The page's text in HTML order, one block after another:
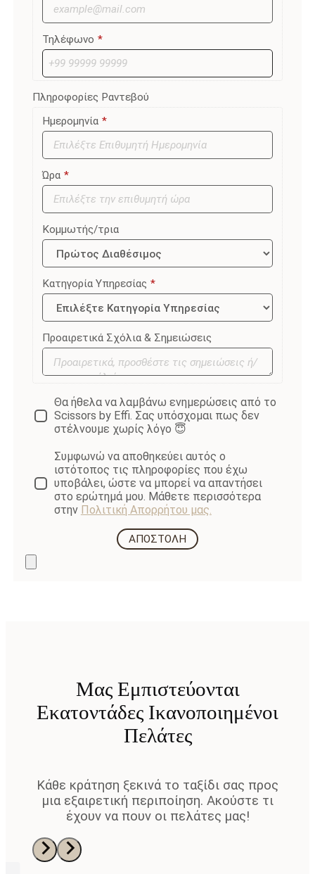
Τηλέφωνο *
Πληροφορίες Ραντεβού
Ημερομηνία *
Ώρα *
Κομμωτής/τρια
Κατηγορία Υπηρεσίας *
Νυφικές Υπηρεσίες *
Επιλέξτε τις υπηρεσίες νυφικού
χτενίσματος
Υπηρεσίες Ειδικών Περιστάσεων *
Επιλέξτε τις υπηρεσίες σας για
ειδικές περιστάσεις
Υπηρεσίες Για Γυναίκες *
Επιλέξτε τις υπηρεσίες σας για
γυναίκες
Υπηρεσίες Για Άνδρες *
Επιλέξτε τις υπηρεσίες σας για
άνδρες
Υπηρεσίες Για Παιδιά *
Επιλέξτε τις υπηρεσίες για τα παιδιά
σας
Προαιρετικά Σχόλια & Σημειώσεις
Θα ήθελα να λαμβάνω ενημερώσεις από το
Scissors by Effi. Σας υπόσχομαι πως δεν
στέλνουμε χωρίς λόγο 😇
Συμφωνώ να αποθηκεύει αυτός ο
ιστότοπος τις πληροφορίες που έχω
υποβάλει, ώστε να μπορεί να απαντήσει
στο ερώτημά μου. Μάθετε περισσότερα
στην Πολιτική Απορρήτου μας.
ΑΠΟΣΤΟΛΉ
Μας Εμπιστεύονται
Εκατοντάδες Ικανοποιημένοι
Πελάτες
Κάθε κράτηση ξεκινά το ταξίδι σας προς
μια εξαιρετική περιποίηση. Ακούστε τι
έχουν να πουν οι πελάτες μας!